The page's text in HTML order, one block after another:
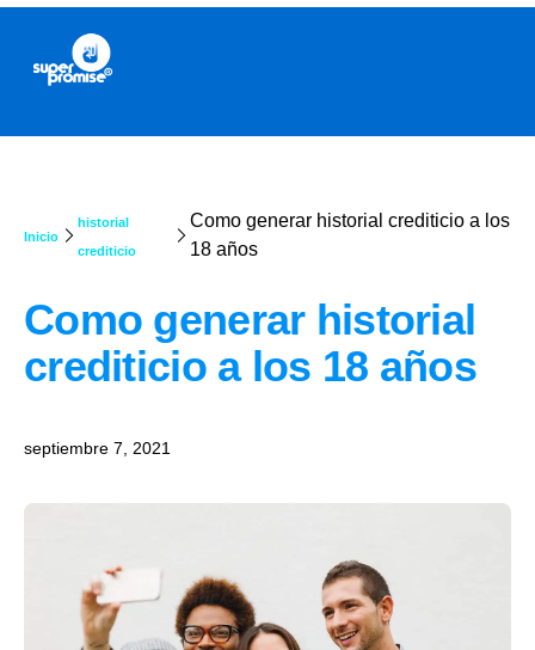
Inicio
historial
crediticio
Como generar historial crediticio a los
18 años
Como generar historial
crediticio a los 18 años
septiembre 7, 2021